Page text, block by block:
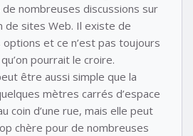
nombreuses discussions sur
de sites Web. Il existe de
et ce n’est pas toujours
pourrait le croire.
être aussi simple que la
mètres carrés d’espace
coin d’une rue, mais elle peut
chère pour de nombreuses